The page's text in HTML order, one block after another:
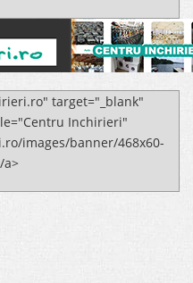
target="_blank"
Inchirieri"
images/banner/468x60-
a>